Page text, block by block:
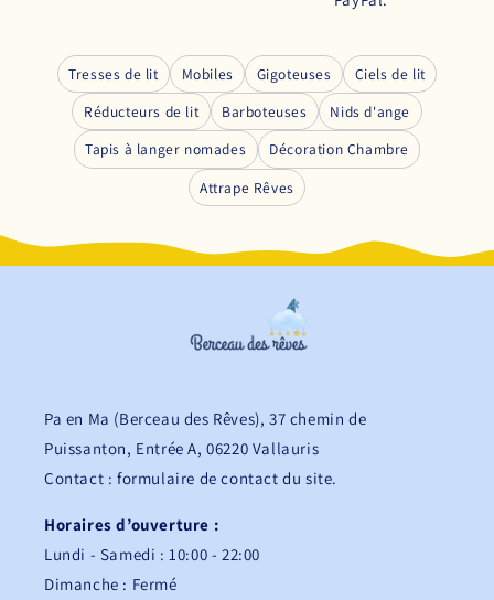
Tresses de lit Mobiles Gigoteuses
Ciels de lit
Réducteurs de lit
Barboteuses
Nids d'ange
Tapis à langer nomades
Décoration Chambre
Attrape Rêves
Pa en Ma (Berceau des Rêves), 37 chemin de
Puissanton, Entrée A, 06220 Vallauris
Contact : formulaire de contact du site.
Horaires d’ouverture :
Lundi - Samedi : 10:00 - 22:00
Dimanche : Fermé